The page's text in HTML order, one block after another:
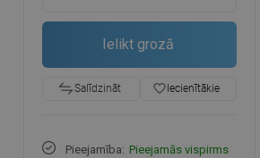
Ielikt grozā
Salīdzināt favorite_borderIecienītākie
Pieejamība: Pieejamās vispirms